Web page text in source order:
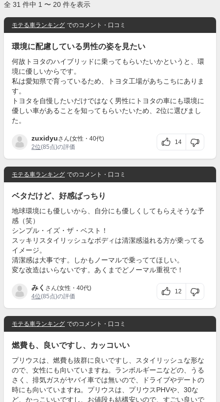
全 31 件中 1 〜 20 件を表示
モテる車ランキング でのコメント・口コミ
環境に配慮している男性の姿を見たい
何故トヨタのハイブリッドに乗ってもらいたいかというと、環
境に優しいからです。
私は愛知県で育っているため、トヨタ工場があちこちにありま
す。
トヨタを自慢したいだけではなく男性にトヨタの車にも環境に
優しい車があることを知ってもらいたいため、2位に選びまし
た。
zuxidyuさん(女性・40代)
2位(85点)の評価
14
モテる車ランキング でのコメント・口コミ
ベタだけど、好感ばっちり
地球環境にも優しいから、自分にも優しくしてもらえそうな予
感（笑）
シンプル・イズ・ザ・ベスト！
スッキリスタイリッシュなボディは清潔感溢れる方が乗ってる
イメージ。
清潔感は大事です。しかもノーマルで乗っててほしい。
変な改造はいらないです。あくまでどノーマル重視で！
みく さん(女性・40代)
4位(85点)の評価
12
モテる車ランキング でのコメント・口コミ
燃費も、良いですし、カッコいい
プリウスは、燃費も抜群に良いですし、スタイリッシュな形な
ので、女性にも向いていますね。ランボルギーニなどの、うる
さく、排気ガスがヤバイ車では無いので、ドライブやデートの
時にも向いていますね。プリウスは、プリウスPHVや、30な
ど、かっこいいですし、お値段も結構安いので、すごい良いで